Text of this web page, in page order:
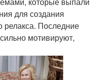
для создания
релакса. Последние
мотивируют,